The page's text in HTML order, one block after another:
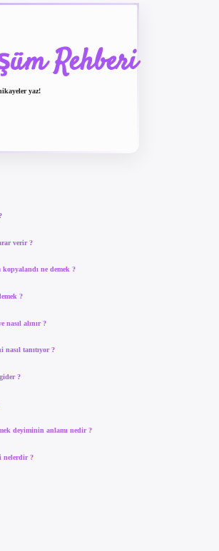
Rehberi
yaz!
verir ?
ne demek ?
?
nasıl alınır ?
tanıtıyor ?
?
deyiminin anlamı nedir ?
nelerdir ?